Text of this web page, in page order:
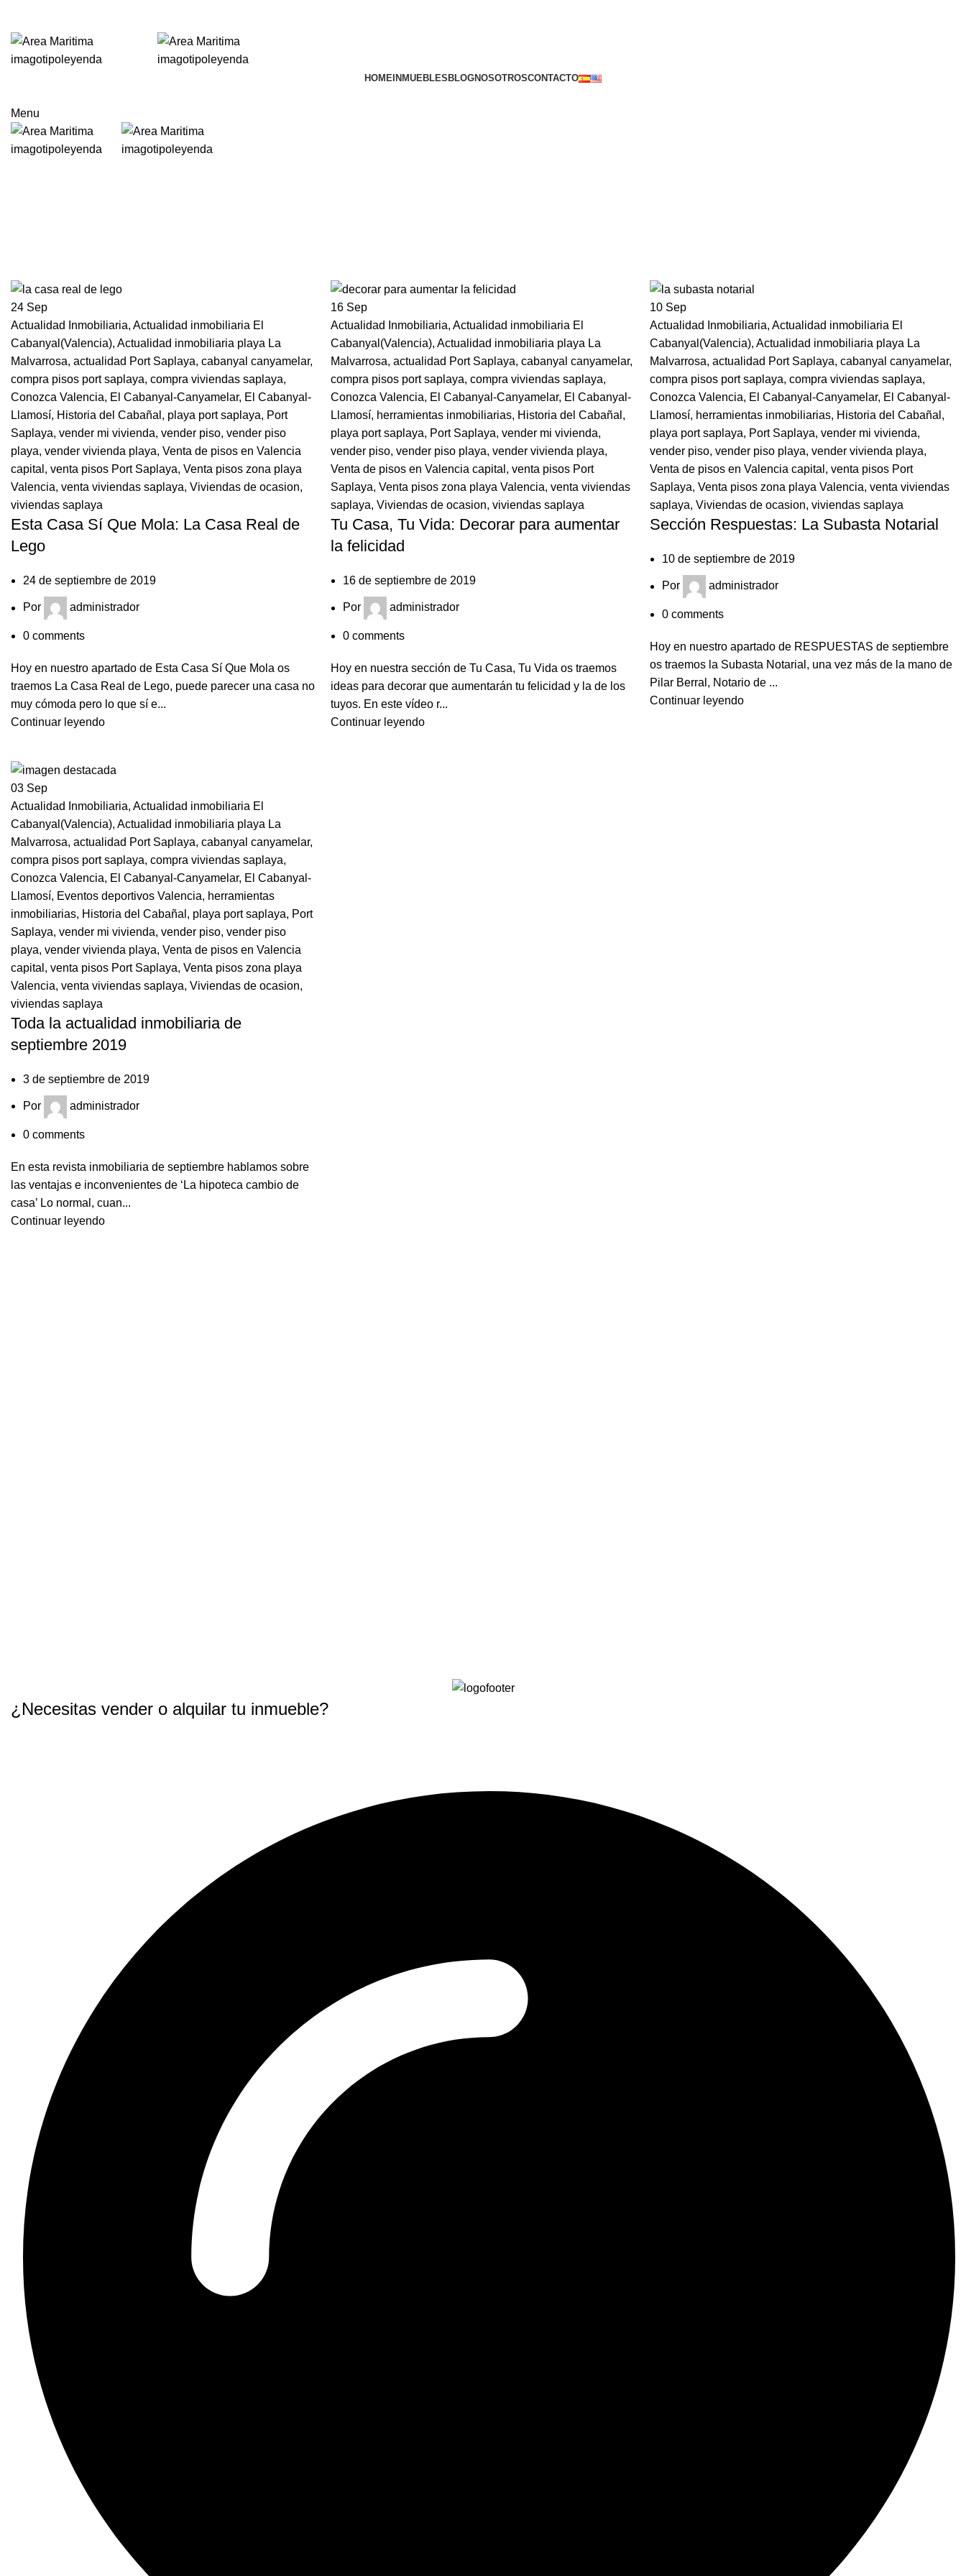
HOME INMUEBLES BLOGNOSOTROSCONTACTO
Menu
24 Sep
Actualidad Inmobiliaria, Actualidad inmobiliaria El
Cabanyal(Valencia), Actualidad inmobiliaria playa La
Malvarrosa, actualidad Port Saplaya, cabanyal canyamelar,
compra pisos port saplaya, compra viviendas saplaya,
Conozca Valencia, El Cabanyal-Canyamelar, El Cabanyal-
Llamosí, Historia del Cabañal , playa port saplaya, Port
Saplaya, vender mi vivienda, vender piso, vender piso
playa, vender vivienda playa, Venta de pisos en Valencia
capital , venta pisos Port Saplaya, Venta pisos zona playa
Valencia, venta viviendas saplaya, Viviendas de ocasion,
viviendas saplaya
Esta Casa Sí Que Mola: La Casa Real de
Lego
24 de septiembre de 2019
Por administrador
0 comments
Hoy en nuestro apartado de Esta Casa Sí Que Mola os
traemos La Casa Real de Lego, puede parecer una casa no
muy cómoda pero lo que sí e...
Continuar leyendo
16 Sep
Actualidad Inmobiliaria, Actualidad inmobiliaria El
Cabanyal(Valencia), Actualidad inmobiliaria playa La
Malvarrosa, actualidad Port Saplaya, cabanyal canyamelar,
compra pisos port saplaya, compra viviendas saplaya,
Conozca Valencia, El Cabanyal-Canyamelar, El Cabanyal-
Llamosí, herramientas inmobiliarias, Historia del Cabañal ,
playa port saplaya, Port Saplaya, vender mi vivienda,
vender piso, vender piso playa, vender vivienda playa,
Venta de pisos en Valencia capital , venta pisos Port
Saplaya, Venta pisos zona playa Valencia, venta viviendas
saplaya, Viviendas de ocasion, viviendas saplaya
Tu Casa, Tu Vida: Decorar para aumentar
la felicidad
16 de septiembre de 2019
Por administrador
0 comments
Hoy en nuestra sección de Tu Casa, Tu Vida os traemos
ideas para decorar que aumentarán tu felicidad y la de los
tuyos. En este vídeo r...
Continuar leyendo
10 Sep
Actualidad Inmobiliaria,Actualidad inmobiliaria El
Cabanyal(Valencia),Actualidad inmobiliaria playa La
Malvarrosa,actualidad Port Saplaya,cabanyal canyamelar,
compra pisos port saplaya,compra viviendas saplaya,
Conozca Valencia, El Cabanyal-Canyamelar, El Cabanyal-
Llamosí, herramientas inmobiliarias, Historia del Cabañal ,
playa port saplaya, Port Saplaya,vender mi vivienda,
vender piso,vender piso playa,vender vivienda playa,
Venta de pisos en Valencia capital ,venta pisos Port
Saplaya,Venta pisos zona playa Valencia,venta viviendas
saplaya,Viviendas de ocasion,viviendas saplaya
Sección Respuestas: La Subasta Notarial
10 de septiembre de 2019
Por administrador
0 comments
Hoy en nuestro apartado de RESPUESTAS de septiembre
os traemos la Subasta Notarial, una vez más de la mano de
Pilar Berral, Notario de ...
Continuar leyendo
03 Sep
Actualidad Inmobiliaria, Actualidad inmobiliaria El
Cabanyal(Valencia), Actualidad inmobiliaria playa La
Malvarrosa, actualidad Port Saplaya, cabanyal canyamelar,
compra pisos port saplaya, compra viviendas saplaya,
Conozca Valencia, El Cabanyal-Canyamelar, El Cabanyal-
Llamosí, Eventos deportivos Valencia, herramientas
inmobiliarias, Historia del Cabañal , playa port saplaya, Port
Saplaya, vender mi vivienda, vender piso, vender piso
playa, vender vivienda playa, Venta de pisos en Valencia
capital , venta pisos Port Saplaya, Venta pisos zona playa
Valencia, venta viviendas saplaya, Viviendas de ocasion,
viviendas saplaya
Toda la actualidad inmobiliaria de
septiembre 2019
3 de septiembre de 2019
Por administrador
0 comments
En esta revista inmobiliaria de septiembre hablamos sobre
las ventajas e inconvenientes de ‘La hipoteca cambio de
casa’ Lo normal, cuan...
Continuar leyendo
¿Necesitas vender o alquilar tu inmueble?